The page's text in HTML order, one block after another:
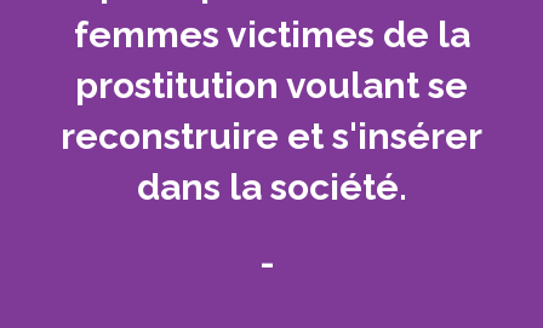
femmes victimes de la
prostitution voulant se
reconstruire et s'insérer
dans la société.
-